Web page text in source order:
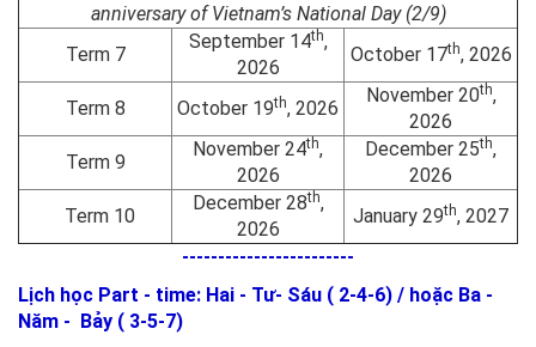
anniversary of Vietnam’s National Day (2/9)
Term 7
September 14th,
2026
October 17th, 2026
Term 8 October 19th, 2026
November 20th,
2026
Term 9
November 24th,
2026
December 25th,
2026
Term 10
December 28th,
2026
January 29th, 2027
------------------------
Lịch học Part - time: Hai - Tư- Sáu ( 2-4-6) / hoặc Ba -
Năm - Bảy ( 3-5-7)